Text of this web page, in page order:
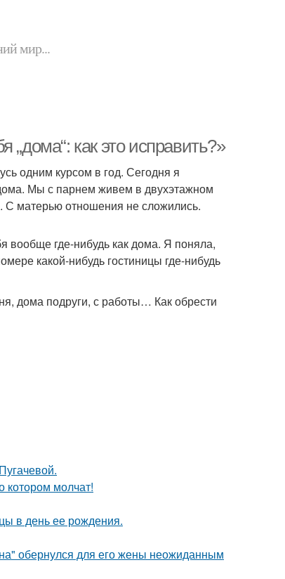
мир...
„дома“: как это исправить?»
одним курсом в год. Сегодня я
Мы с парнем живем в двухэтажном
матерью отношения не сложились.
вообще где-нибудь как дома. Я поняла,
какой-нибудь гостиницы где-нибудь
дома подруги, с работы… Как обрести
котором молчат!
в день ее рождения.
обернулся для его жены неожиданным